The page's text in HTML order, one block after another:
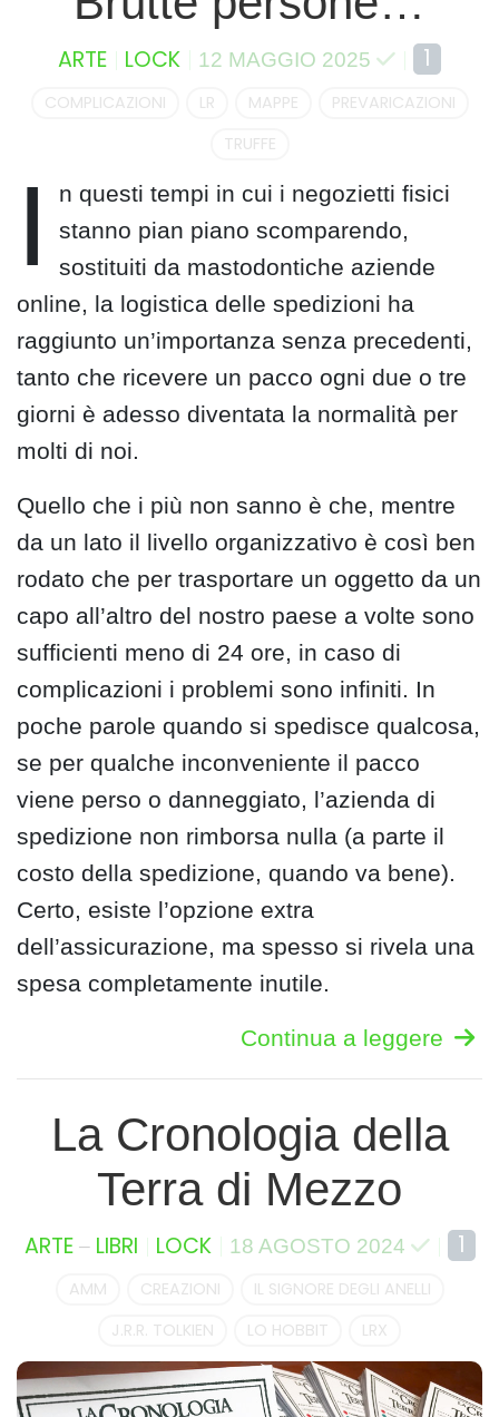
ARTE LOCK 12 MAGGIO 2025 1
COMPLICAZIONI LR MAPPE
PREVARICAZIONI
TRUFFE
I
n questi tempi in cui i negozietti fisici
stanno pian piano scomparendo,
sostituiti da mastodontiche aziende
online, la logistica delle spedizioni ha
raggiunto un’importanza senza precedenti,
tanto che ricevere un pacco ogni due o tre
giorni è adesso diventata la normalità per
molti di noi.
Quello che i più non sanno è che, mentre
da un lato il livello organizzativo è così ben
rodato che per trasportare un oggetto da un
capo all’altro del nostro paese a volte sono
sufficienti meno di 24 ore, in caso di
complicazioni i problemi sono infiniti. In
poche parole quando si spedisce qualcosa,
se per qualche inconveniente il pacco
viene perso o danneggiato, l’azienda di
spedizione non rimborsa nulla (a parte il
costo della spedizione, quando va bene).
Certo, esiste l’opzione extra
dell’assicurazione, ma spesso si rivela una
spesa completamente inutile.
Continua a leggere
La Cronologia della
Terra di Mezzo
ARTE– LIBRI LOCK 18 AGOSTO 2024 1
AMM CREAZIONI
IL SIGNORE DEGLI ANELLI
J.R.R. TOLKIEN
LO HOBBIT LRX